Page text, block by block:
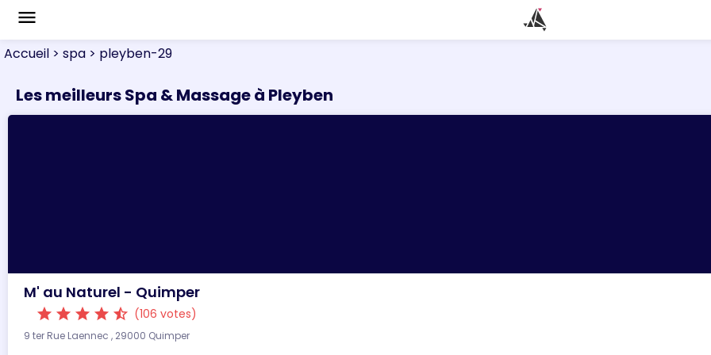
menu
Accueil > spa > pleyben-29
Les meilleurs Spa & Massage à Pleyben
M' au Naturel - Quimper
star star star star star_half (106 votes)
9 ter Rue Laennec , 29000 Quimper